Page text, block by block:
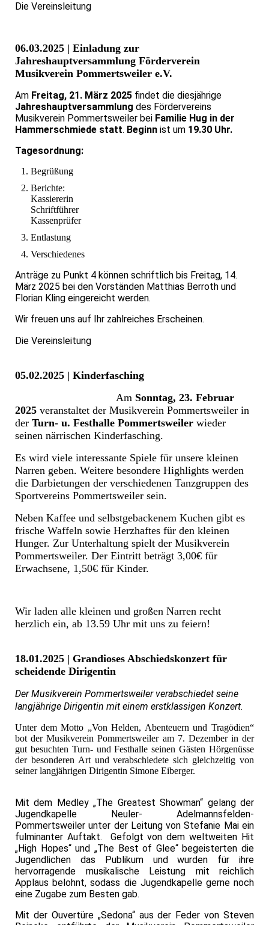
Die Vereinsleitung
06.03.2025 | Einladung zur
Jahreshauptversammlung Förderverein
Musikverein Pommertsweiler e.V.
Am Freitag, 21. März 2025 findet die diesjährige
Jahreshauptversammlung des Fördervereins
Musikverein Pommertsweiler bei Familie Hug in der
Hammerschmiede statt. Beginn ist um 19.30 Uhr.
Tagesordnung:
Begrüßung
Berichte:
Kassiererin
Schriftführer
Kassenprüfer
Entlastung
Verschiedenes
Anträge zu Punkt 4 können schriftlich bis Freitag, 14.
März 2025 bei den Vorständen Matthias Berroth und
Florian Kling eingereicht werden.
Wir freuen uns auf Ihr zahlreiches Erscheinen.
Die Vereinsleitung
05.02.2025 | Kinderfasching
Am Sonntag, 23. Februar
2025 veranstaltet der Musikverein Pommertsweiler in
der Turn- u. Festhalle Pommertsweiler wieder
seinen närrischen Kinderfasching.
Es wird viele interessante Spiele für unsere kleinen
Narren geben. Weitere besondere Highlights werden
die Darbietungen der verschiedenen Tanzgruppen des
Sportvereins Pommertsweiler sein.
Neben Kaffee und selbstgebackenem Kuchen gibt es
frische Waffeln sowie Herzhaftes für den kleinen
Hunger. Zur Unterhaltung spielt der Musikverein
Pommertsweiler. Der Eintritt beträgt 3,00€ für
Erwachsene, 1,50€ für Kinder.
Wir laden alle kleinen und großen Narren recht
herzlich ein, ab 13.59 Uhr mit uns zu feiern!
18.01.2025 | Grandioses Abschiedskonzert für
scheidende Dirigentin
Der Musikverein Pommertsweiler verabschiedet seine
langjährige Dirigentin mit einem erstklassigen Konzert.
Unter dem Motto „Von Helden, Abenteuern und Tragödien“
bot der Musikverein Pommertsweiler am 7. Dezember in der
gut besuchten Turn- und Festhalle seinen Gästen Hörgenüsse
der besonderen Art und verabschiedete sich gleichzeitig von
seiner langjährigen Dirigentin Simone Eiberger.
Mit dem Medley „The Greatest Showman“ gelang der
Jugendkapelle Neuler- Adelmannsfelden-
Pommertsweiler unter der Leitung von Stefanie Mai ein
fulminanter Auftakt. Gefolgt von dem weltweiten Hit
„High Hopes“ und „The Best of Glee“ begeisterten die
Jugendlichen das Publikum und wurden für ihre
hervorragende musikalische Leistung mit reichlich
Applaus belohnt, sodass die Jugendkapelle gerne noch
eine Zugabe zum Besten gab.
Mit der Ouvertüre „Sedona“ aus der Feder von Steven